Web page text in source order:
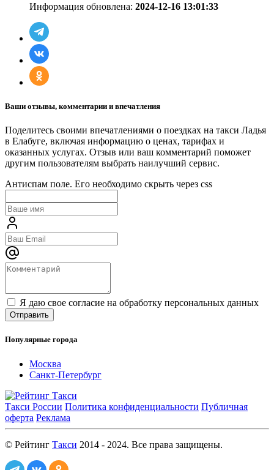
Информация обновлена: 2024-12-16 13:01:33
Ваши отзывы, комментарии и впечатления
Поделитесь своими впечатлениями о поездках на такси Ладья
в Елабуге, включая информацию о ценах, тарифах и
оказанных услугах. Отзыв или ваш комментарий поможет
другим пользователям выбрать наилучший сервис.
Антиспам поле. Его необходимо скрыть через css
Я даю свое согласие на обработку персональных данных
Популярные города
Москва
Санкт-Петербург
Такси России Политика конфиденциальности Публичная
оферта Реклама
© Рейтинг Такси 2014 - 2024. Все права защищены.